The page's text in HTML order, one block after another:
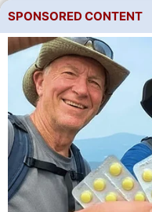
Tato
keře,
je
Ale stále
některé
nebude růst
SPONSORED CONTENT